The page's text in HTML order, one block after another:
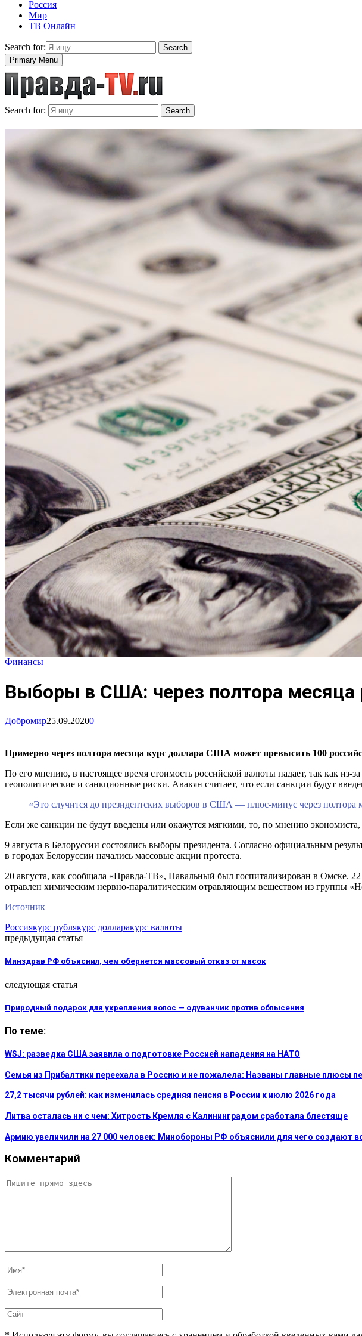
Россия
Мир
ТВ Онлайн
Search for:
Search
Primary Menu
Search for: Search
Финансы
Выборы в США: через полтора месяца
Добромир25.09.20200
Примерно через полтора месяца курс доллара США может превысить 100
По его мнению, в настоящее время стоимость российской валюты падает, так как
геополитические и санкционные риски. Авакян считает, что если санкции будут
«Это случится до президентских выборов в США — плюс-минус через полтора
Если же санкции не будут введены или окажутся мягкими, то, по мнению экономиста,
9 августа в Белоруссии состоялись выборы президента. Согласно официальным
в городах Белоруссии начались массовые акции протеста.
20 августа, как сообщала «Правда-ТВ», Навальный был госпитализирован в Омске.
отравлен химическим нервно-паралитическим отравляющим веществом из группы
Источник
Россиякурс рублякурс долларакурс валюты
предыдущая статья
Минздрав РФ объяснил, чем обернется массовый отказ от масок
следующая статья
Природный подарок для укрепления волос — одуванчик против облысения
По теме:
WSJ: разведка США заявила о подготовке Россией нападения на НАТО
Семья из Прибалтики переехала в Россию и не пожалела: Названы главные плюсы
27,2 тысячи рублей: как изменилась средняя пенсия в России к июлю 2026 года
Литва осталась ни с чем: Хитрость Кремля с Калининградом сработала блестяще
Армию увеличили на 27 000 человек: Минобороны РФ объяснили для чего создают
Комментарий